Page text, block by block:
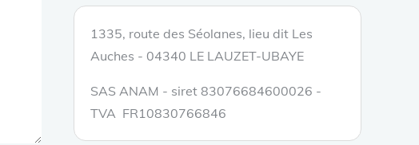
1335, route des Séolanes, lieu dit Les
Auches - 04340 LE LAUZET-UBAYE
SAS ANAM - siret 83076684600026 -
TVA FR10830766846